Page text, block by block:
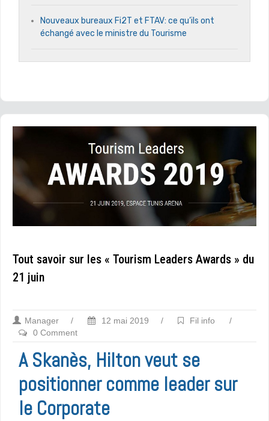
Nouveaux bureaux Fi2T et FTAV: ce qu’ils ont
échangé avec le ministre du Tourisme
Tout savoir sur les « Tourism Leaders Awards » du
21 juin
Manager / 12 mai 2019 / Fil info
/
0 Comment
A Skanès, Hilton veut se
positionner comme leader sur
le Corporate